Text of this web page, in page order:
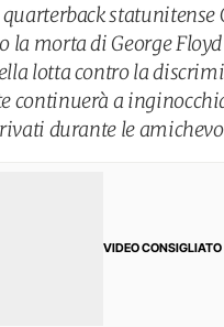
statunitense
la morta di George
lotta contro la
continuerà a
durante le
VIDEO CONSIGLIATO